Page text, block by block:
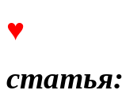
♥
статья: